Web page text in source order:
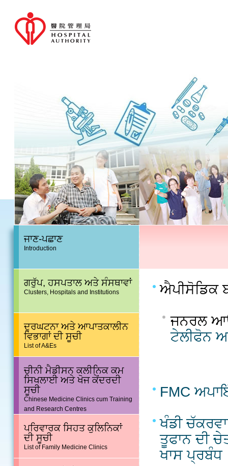
ਜਾਣ-ਪਛਾਣ
Introduction
ਗਰੁੱਪ, ਹਸਪਤਾਲ ਅਤੇ ਸੰਸਥਾਵਾਂ
Clusters, Hospitals and Institutions
ਦੁਰਘਟਨਾ ਅਤੇ ਆਪਾਤਕਾਲੀਨ
ਵਿਭਾਗਾਂ ਦੀ ਸੂਚੀ
List of A&Es
ਚੀਨੀ ਮੈਡੀਸਨ ਕਲੀਨਿਕ ਕਮ
ਸਿਖਲਾਈ ਅਤੇ ਖੋਜ ਕੇਂਦਰਦੀ
ਸੂਚੀ
Chinese Medicine Clinics cum Training
and Research Centres
ਪਰਿਵਾਰਕ ਸਿਹਤ ਕੁਲਿਨਿਕਾਂ
ਦੀ ਸੂਚੀ
List of Family Medicine Clinics
ਐਪੀਸੋਡਿਕ
ਜਨਰਲ
ਟੇਲੀਫੋਨ
FMC
ਖੰਡੀ
ਤੂਫਾਨ ਦੀ
ਖਾਸ ਪ੍ਰਬੰਧ